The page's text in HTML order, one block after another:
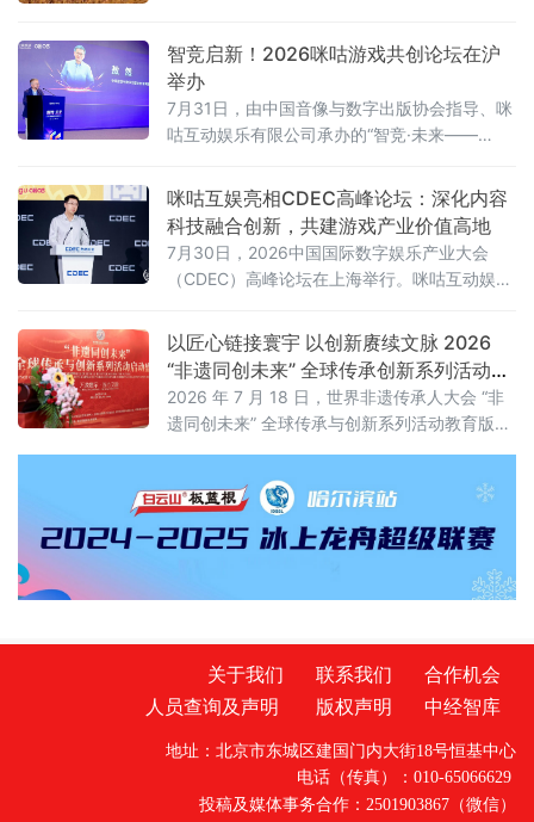
净值决策者到场参与，覆盖制造、ICT、消费、
医疗、金融等关键领域。盛夏的上海，WAIC展
览馆人潮涌动，而企业家论坛的会场内同样座
无虚席。
智竞启新！2026咪咕游戏共创论坛在沪
举办
7月31日，由中国音像与数字出版协会指导、咪
咕互动娱乐有限公司承办的“智竞·未来——
局推动高品质益智健
咪咕互娱亮相CDEC高峰论坛：深化内容
科技融合创新，共建游戏产业价值高地
7月30日，2026中国国际数字娱乐产业大会
（CDEC）高峰论坛在上海举行。咪咕互动娱乐
席论坛并发表题为《深化内容科技融合创新 共
建游戏产业价值高地》的主旨演讲，分享了咪
咕互娱在游戏领域的战略布局与实践思考。
以匠心链接寰宇 以创新赓续文脉 2026
“非遗同创未来” 全球传承创新系列活动在
京启动
2026 年 7 月 18 日，世界非遗传承人大会 “非
遗同创未来” 全球传承与创新系列活动教育版块
以 “万象寰宇・匠心文脉” 为主题，正式发布教
育板块整体战略规划。
关于我们 联系我们
合作机会
人员查询及声明
版权声明 中经智库
地址：北京市东城区建国门内大街18号恒基中心
电话（传真）：010-65066629
投稿及媒体事务合作：2501903867（微信）